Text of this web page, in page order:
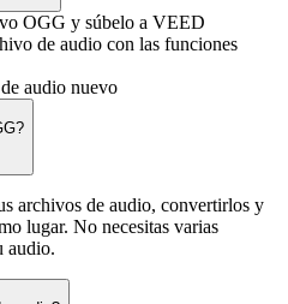
OGG y súbelo a VEED
de audio con las funciones
audio nuevo
archivos de audio, convertirlos y
lugar. No necesitas varias
audio.